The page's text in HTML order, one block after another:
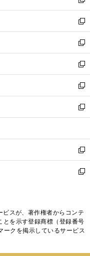
開
く
ウ
で
開
く
ン
ド
ウ
で
開
く
ウ
ィ
ン
ド
ウ
で
開
く
し
い
ウ
ィ
ン
ド
ウ
で
開
く
新
し
い
ウ
ィ
ン
ド
ウ
で
開
新
し
い
ウ
ィ
ン
ド
ウ
開
く
新
し
い
ウ
ィ
ン
ウ
で
開
く
新
し
い
ウ
ン
ド
ウ
で
新
し
ウ
ィ
ン
ド
く
新
し
い
ド
ウ
で
新
ィ
ン
スが、著作権者からコンテ
とを示す登録商標（登録番号
クを掲示しているサービス